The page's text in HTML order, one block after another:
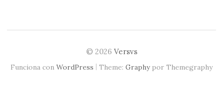
© 2026 Versvs
Funciona con WordPress | Theme: Graphypor Themegraphy